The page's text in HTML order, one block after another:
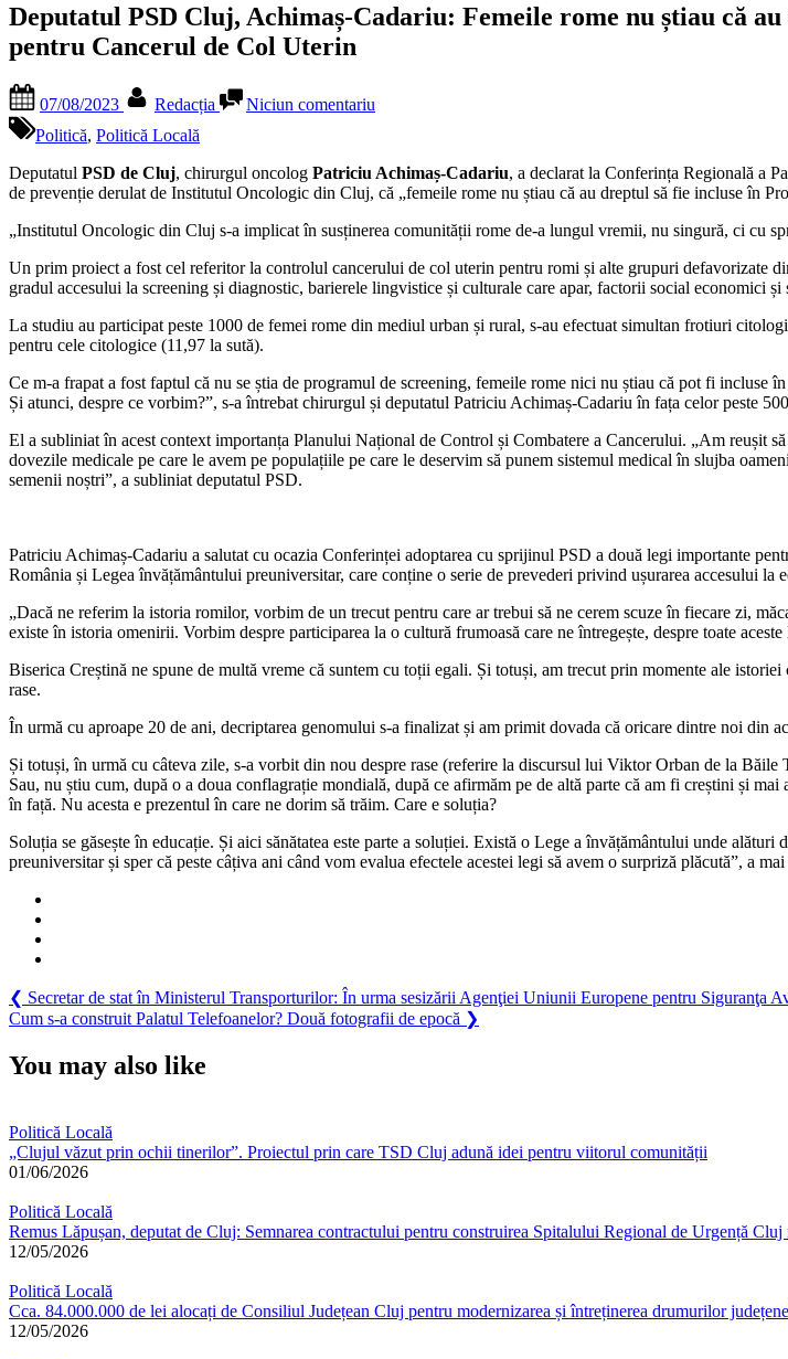
Deputatul PSD Cluj, Achimaș-Cadariu: Femeile rome nu știau că
pentru Cancerul de Col Uterin
on
07/08/2023 Redacția Niciun comentariuDeputatul
Achimaș-
Cadariu:
rome
știau
că
dreptul
incluse
în
Programul
National
de
de
Col
Uterin
Politică, Politică Locală
Deputatul PSD de Cluj, chirurgul oncolog Patriciu Achimaș-Cadariu, a declarat la Conferința Regională a
de prevenție derulat de Institutul Oncologic din Cluj, că „femeile rome nu știau că au dreptul să fie incluse în
„Institutul Oncologic din Cluj s-a implicat în susținerea comunității rome de-a lungul vremii, nu singură, ci cu
Un prim proiect a fost cel referitor la controlul cancerului de col uterin pentru romi și alte grupuri defavorizate
gradul accesului la screening și diagnostic, barierele lingvistice și culturale care apar, factorii social economici
La studiu au participat peste 1000 de femei rome din mediul urban și rural, s-au efectuat simultan frotiuri
pentru cele citologice (11,97 la sută).
Ce m-a frapat a fost faptul că nu se știa de programul de screening, femeile rome nici nu știau că pot fi
Și atunci, despre ce vorbim?”, s-a întrebat chirurgul și deputatul Patriciu Achimaș-Cadariu în fața celor peste
El a subliniat în acest context importanța Planului Național de Control și Combatere a Cancerului. „Am reușit
dovezile medicale pe care le avem pe populațiile pe care le deservim să punem sistemul medical în slujba
semenii noștri”, a subliniat deputatul PSD.
Patriciu Achimaș-Cadariu a salutat cu ocazia Conferinței adoptarea cu sprijinul PSD a două legi importante
România și Legea învățământului preuniversitar, care conține o serie de prevederi privind ușurarea accesului
„Dacă ne referim la istoria romilor, vorbim de un trecut pentru care ar trebui să ne cerem scuze în fiecare zi,
existe în istoria omenirii. Vorbim despre participarea la o cultură frumoasă care ne întregește, despre toate
Biserica Creștină ne spune de multă vreme că suntem cu toții egali. Și totuși, am trecut prin momente ale
rase.
În urmă cu aproape 20 de ani, decriptarea genomului s-a finalizat și am primit dovada că oricare dintre noi din
Și totuși, în urmă cu câteva zile, s-a vorbit din nou despre rase (referire la discursul lui Viktor Orban de la
Sau, nu știu cum, după o a doua conflagrație mondială, după ce afirmăm pe de altă parte că am fi creștini și
în față. Nu acesta e prezentul în care ne dorim să trăim. Care e soluția?
Soluția se găsește în educație. Și aici sănătatea este parte a soluției. Există o Lege a învățământului unde
preuniversitar și sper că peste câțiva ani când vom evalua efectele acestei legi să avem o surpriză plăcută”, a
Navigare
în
articole
❮ Previous
Post:
Secretar de stat în Ministerul Transporturilor: În urma sesizării Agenţiei Uniunii Europene pentru
Next
Cum s-a construit Palatul Telefoanelor? Două fotografii de epocă ❯
You may also like
Politică Locală
„Clujul văzut prin ochii tinerilor”. Proiectul prin care TSD Cluj adună idei pentru viitorul comunității
01/06/2026
Politică Locală
Remus Lăpușan, deputat de Cluj: Semnarea contractului pentru construirea Spitalului Regional de Urgență
12/05/2026
Politică Locală
Cca. 84.000.000 de lei alocați de Consiliul Județean Cluj pentru modernizarea și întreținerea drumurilor
12/05/2026